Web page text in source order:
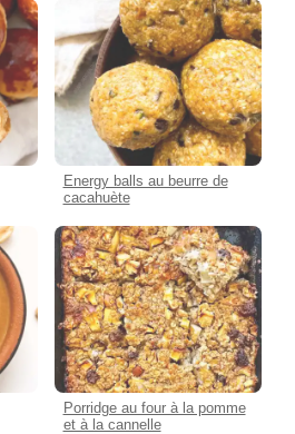
Energy balls au beurre de
cacahuète
Porridge au four à la pomme
et à la cannelle